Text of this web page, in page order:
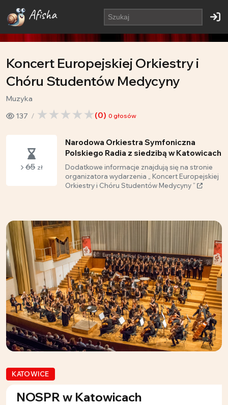
Afisha
Koncert Europejskiej Orkiestry i
Chóru Studentów Medycyny
Muzyka
137
(0) 0 głosów
65 zł
Narodowa Orkiestra Symfoniczna
Polskiego Radia z siedzibą w Katowicach
Dodatkowe informacje znajdują się na stronie
organizatora wydarzenia „ Koncert Europejskiej
Orkiestry i Chóru Studentów Medycyny ”
KATOWICE
NOSPR w Katowicach